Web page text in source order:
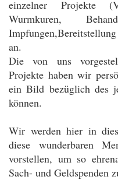
einzelner Projekte
Wurmkuren,
an.
Die von uns
Projekte haben wir
ein Bild bezüglich des
können.
Wir werden hier in
diese wunderbaren
vorstellen, um so
Sach- und Geldspenden